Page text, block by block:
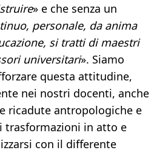
» e che senza un
personale, da anima
si tratti di maestri
universitari». Siamo
questa attitudine,
nei nostri docenti, anche
ricadute antropologiche e
trasformazioni in atto e
con il differente